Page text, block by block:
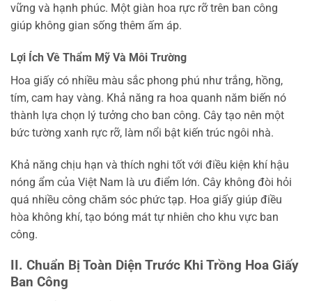
vững và hạnh phúc. Một giàn hoa rực rỡ trên ban công
giúp không gian sống thêm ấm áp.
Lợi Ích Về Thẩm Mỹ Và Môi Trường
Hoa giấy có nhiều màu sắc phong phú như trắng, hồng,
tím, cam hay vàng. Khả năng ra hoa quanh năm biến nó
thành lựa chọn lý tưởng cho ban công. Cây tạo nên một
bức tường xanh rực rỡ, làm nổi bật kiến trúc ngôi nhà.
Khả năng chịu hạn và thích nghi tốt với điều kiện khí hậu
nóng ẩm của Việt Nam là ưu điểm lớn. Cây không đòi hỏi
quá nhiều công chăm sóc phức tạp. Hoa giấy giúp điều
hòa không khí, tạo bóng mát tự nhiên cho khu vực ban
công.
II. Chuẩn Bị Toàn Diện Trước Khi Trồng Hoa Giấy
Ban Công